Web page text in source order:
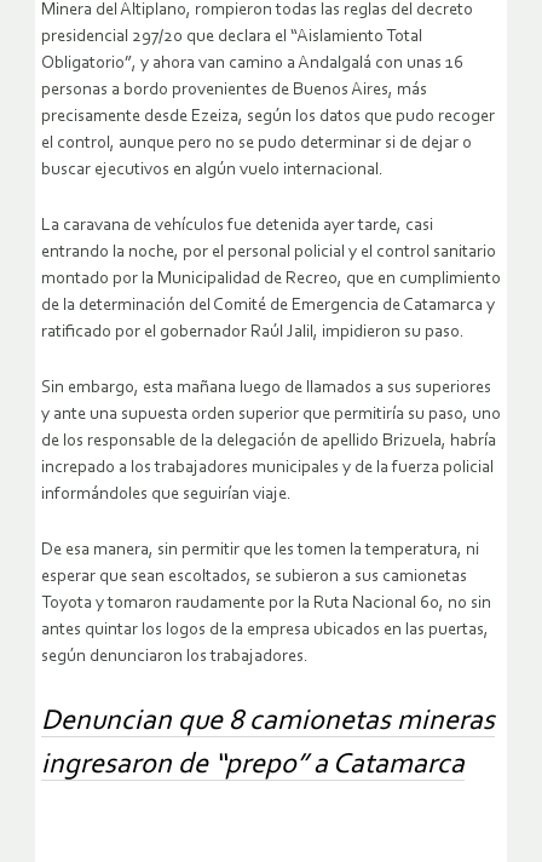
Minera del Altiplano, rompieron todas las reglas del decreto
presidencial 297/20 que declara el “Aislamiento Total
Obligatorio”, y ahora van camino a Andalgalá con unas 16
personas a bordo provenientes de Buenos Aires, más
precisamente desde Ezeiza, según los datos que pudo recoger
el control, aunque pero no se pudo determinar si de dejar o
buscar ejecutivos en algún vuelo internacional.
La caravana de vehículos fue detenida ayer tarde, casi
entrando la noche, por el personal policial y el control sanitario
montado por la Municipalidad de Recreo, que en cumplimiento
de la determinación del Comité de Emergencia de Catamarca y
ratificado por el gobernador Raúl Jalil, impidieron su paso.
Sin embargo, esta mañana luego de llamados a sus superiores
y ante una supuesta orden superior que permitiría su paso, uno
de los responsable de la delegación de apellido Brizuela, habría
increpado a los trabajadores municipales y de la fuerza policial
informándoles que seguirían viaje.
De esa manera, sin permitir que les tomen la temperatura, ni
esperar que sean escoltados, se subieron a sus camionetas
Toyota y tomaron raudamente por la Ruta Nacional 60, no sin
antes quintar los logos de la empresa ubicados en las puertas,
según denunciaron los trabajadores.
Denuncian que 8 camionetas mineras
ingresaron de “prepo” a Catamarca